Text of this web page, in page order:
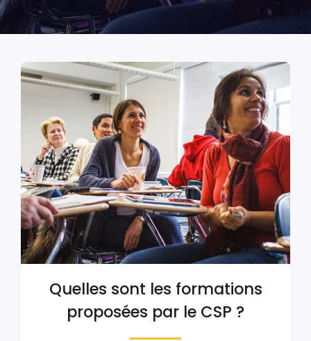
Quelles sont les formations
proposées par le CSP ?